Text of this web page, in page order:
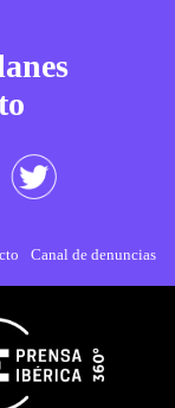
Canal de denuncias